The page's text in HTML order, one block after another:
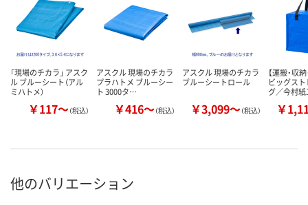
「現場のチカラ」 アスク
ル ブルーシート（アル
ミハトメ）
￥117～（税込）
アスクル 現場のチカラ
プラハトメ ブルーシー
ト 3000タ…
￥416～（税込）
アスクル 現場のチカラ
ブルーシートロール
￥3,099～（税込）
【運搬・収
ビッグス
グ／今村紙
￥
他のバリエーション